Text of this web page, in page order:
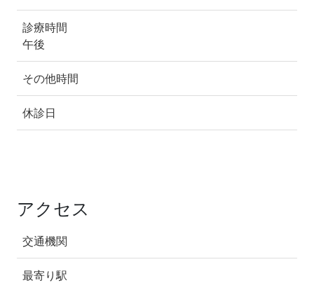
診療時間
午後
その他時間
休診日
アクセス
交通機関
最寄り駅